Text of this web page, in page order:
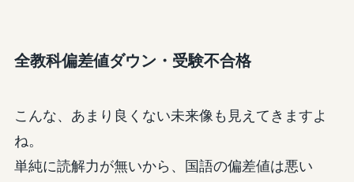
全教科偏差値ダウン・受験不合格
こんな、あまり良くない未来像も見えてきますよ
ね。
単純に読解力が無いから、国語の偏差値は悪い